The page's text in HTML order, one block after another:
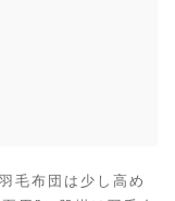
毛布団は少し高め